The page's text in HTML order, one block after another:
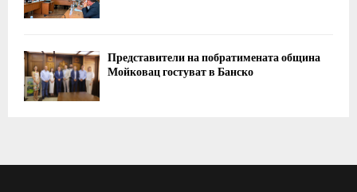
Представители на побратимената община
Мойковац гостуват в Банско